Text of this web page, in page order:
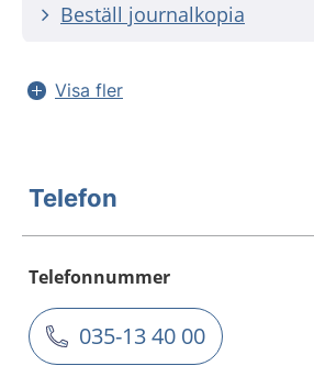
Beställ journalkopia
Visa fler
Telefon
Telefonnummer
035-13 40 00